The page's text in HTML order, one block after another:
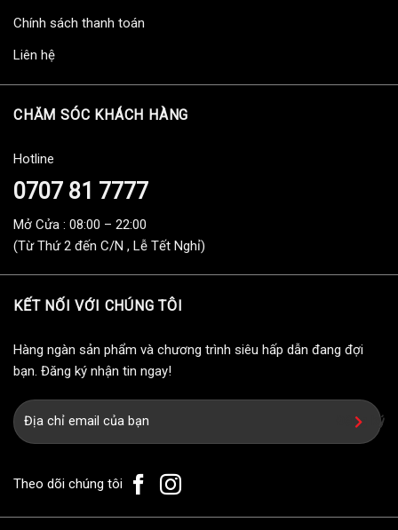
Chính sách thanh toán
Liên hệ
CHĂM SÓC KHÁCH HÀNG
Hotline
0707 81 7777
Mở Cửa : 08:00 – 22:00
(Từ Thứ 2 đến C/N , Lễ Tết Nghỉ)
KẾT NỐI VỚI CHÚNG TÔI
Hàng ngàn sản phẩm và chương trình siêu hấp dẫn đang đợi
bạn. Đăng ký nhận tin ngay!